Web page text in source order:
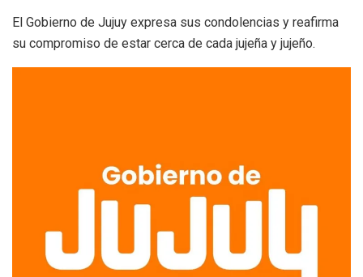
El Gobierno de Jujuy expresa sus condolencias y reafirma
su compromiso de estar cerca de cada jujeña y jujeño.